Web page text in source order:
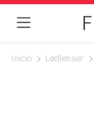
Inicio Ledlenser